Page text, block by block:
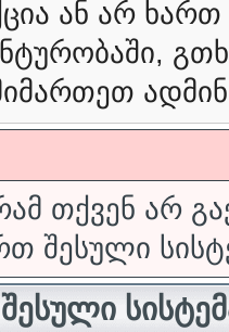
ან არ ხართ
თქვენ არ
შესული